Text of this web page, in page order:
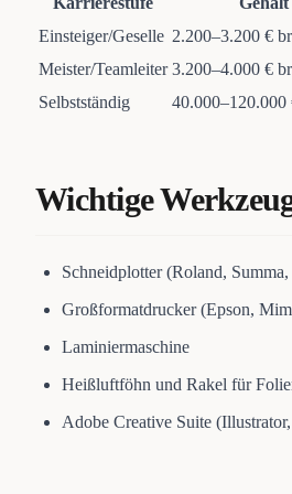
Einsteiger/Geselle 2.200–3.200 €
Meister/Teamleiter 3.200–4.000 €
Selbstständig
40.000–120.000
Wichtige
Schneidplotter (Roland,
Großformatdrucker (Epson,
Laminiermaschine
Heißluftföhn und Rakel für
Adobe Creative Suite